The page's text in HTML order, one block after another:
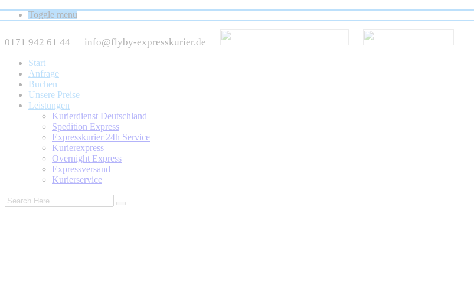
Toggle menu
0171 942 61 44 info@flyby-expresskurier.de
Start
Anfrage
Buchen
Unsere Preise
Leistungen
Kurierdienst Deutschland
Spedition Express
Expresskurier 24h Service
Kurierexpress
Overnight Express
Expressversand
Kurierservice